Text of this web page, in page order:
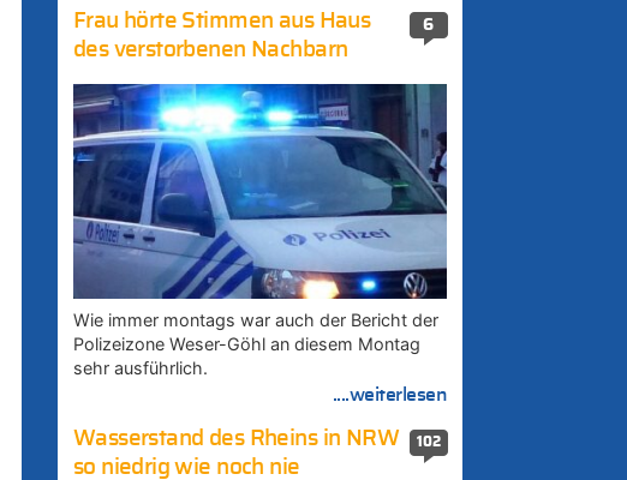
6
Frau hörte Stimmen aus Haus
des verstorbenen Nachbarn
Wie immer montags war auch der Bericht der
Polizeizone Weser-Göhl an diesem Montag
sehr ausführlich.
....weiterlesen
102
Wasserstand des Rheins in NRW
so niedrig wie noch nie